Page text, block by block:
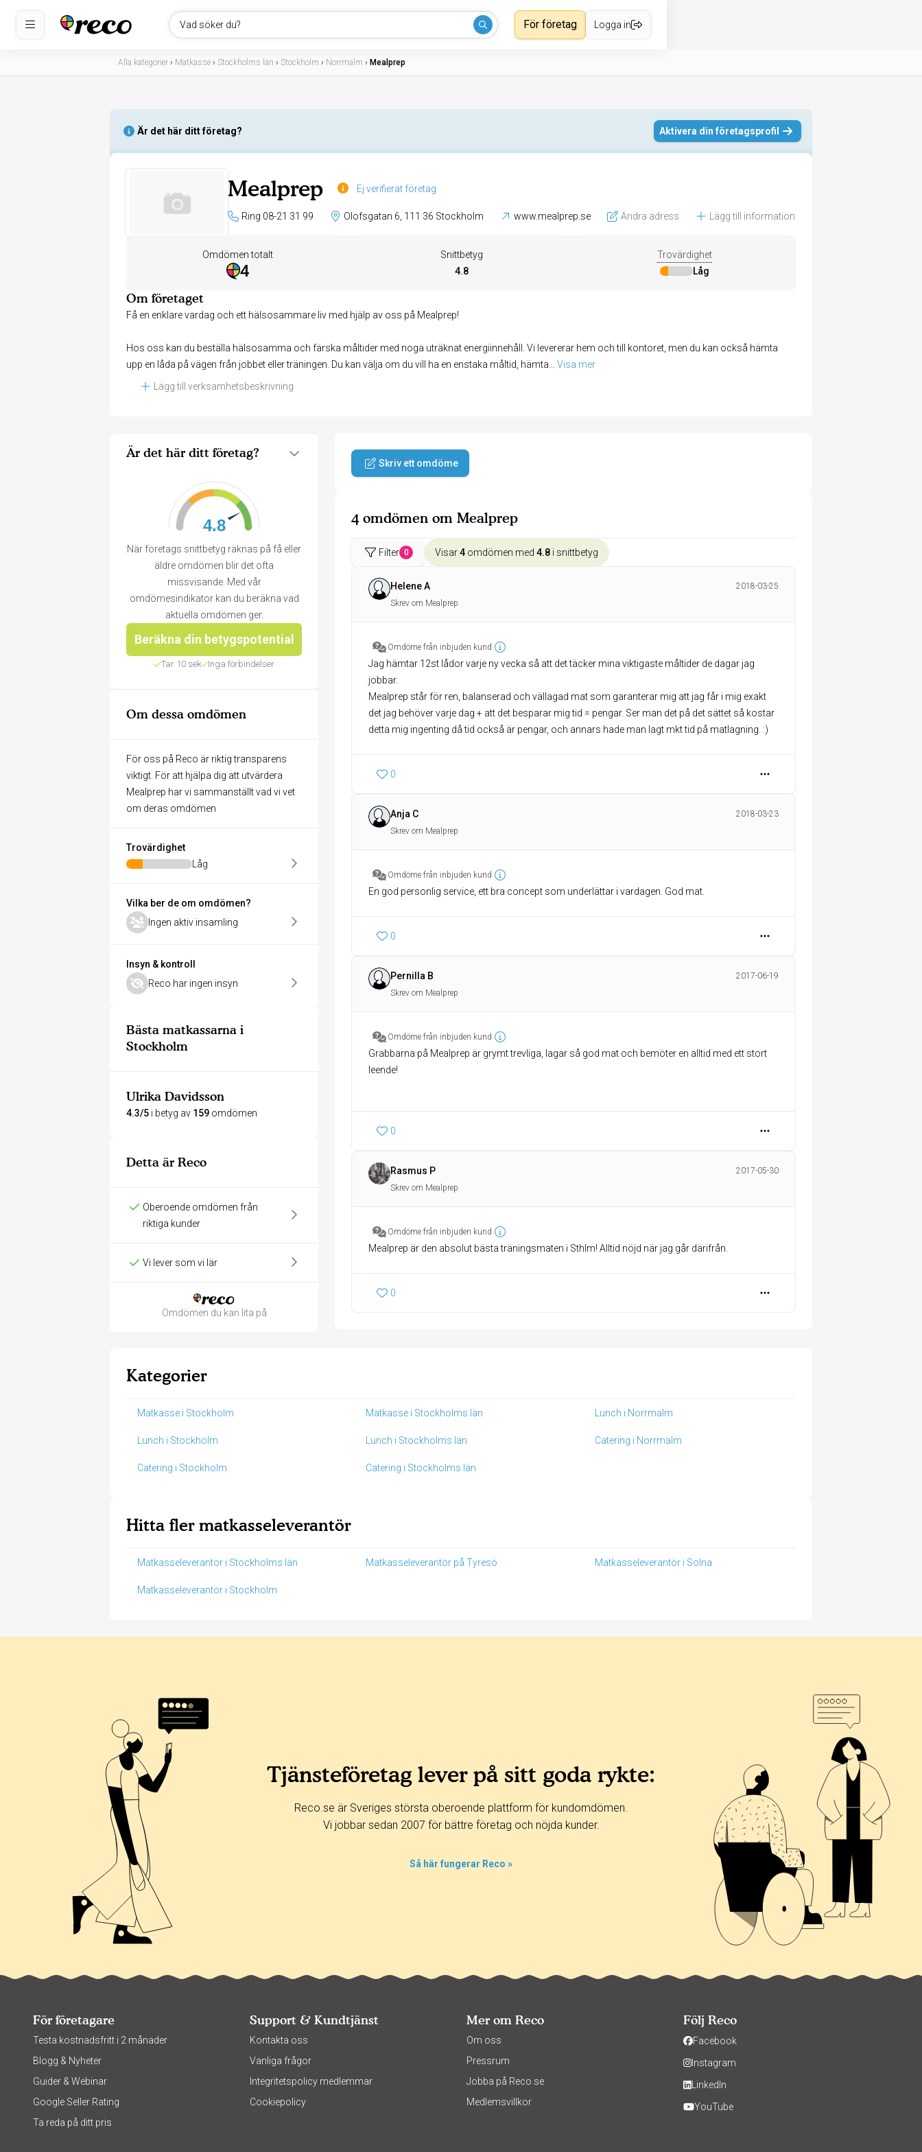
Vad söker du? För företag Logga in
Alla kategorier › Matkasse › Stockholms län › Stockholm › Norrmalm › Mealprep
Är det här ditt företag? Aktivera din företagsprofil
Mealprep Ej verifierat företag
Ring 08-21 31 99 Olofsgatan 6, 111 36 Stockholm www.mealprep.se Ändra adress Lägg till information
Omdömen totalt
4
Snittbetyg
4.8
Trovärdighet
Låg
Om företaget
Få en enklare vardag och ett hälsosammare liv med hjälp av oss på Mealprep!
Hos oss kan du beställa hälsosamma och färska måltider med noga uträknat energiinnehåll. Vi levererar hem och till kontoret, men du kan också hämta
upp en låda på vägen från jobbet eller träningen. Du kan välja om du vill ha en enstaka måltid, hämta
Visa mer
Lägg till verksamhetsbeskrivning
Är det här ditt företag?
4.8
När företags snittbetyg räknas på få eller
äldre omdömen blir det ofta
missvisande. Med vår
omdömesindikator kan du beräkna vad
aktuella omdömen ger.
Beräkna din betygspotential
Tar 10 sek Inga förbindelser
Om dessa omdömen
För oss på Reco är riktig transparens
viktigt. För att hjälpa dig att utvärdera
Mealprep har vi sammanställt vad vi vet
om deras omdömen
Trovärdighet
Låg
Vilka ber de om omdömen?
Ingen aktiv insamling
Insyn & kontroll
Reco har ingen insyn
Bästa matkassarna i
Stockholm
Ulrika Davidsson
4.3/5 i betyg av 159 omdömen
Detta är Reco
Oberoende omdömen från
riktiga kunder
Vi lever som vi lär
Omdömen du kan lita på
Skriv ett omdöme
4 omdömen om Mealprep
Filter 0 Visar4 omdömen med 4.8 i snittbetyg
Helene A
2018-03-25
Skrev om Mealprep
Omdöme från inbjuden kund
Jag hämtar 12st lådor varje ny vecka så att det täcker mina viktigaste måltider de dagar jag
jobbar.
Mealprep står för ren, balanserad och vällagad mat som garanterar mig att jag får i mig exakt
det jag behöver varje dag + att det besparar mig tid = pengar. Ser man det på det sättet så kostar
detta mig ingenting då tid också är pengar, och annars hade man lagt mkt tid på matlagning. :)
0
Anja C
2018-03-23
Skrev om Mealprep
Omdöme från inbjuden kund
En god personlig service, ett bra concept som underlättar i vardagen. God mat.
0
Pernilla B
2017-06-19
Skrev om Mealprep
Omdöme från inbjuden kund
Grabbarna på Mealprep är grymt trevliga, lagar så god mat och bemöter en alltid med ett stort
leende!
0
Rasmus P
2017-05-30
Skrev om Mealprep
Omdöme från inbjuden kund
Mealprep är den absolut bästa träningsmaten i Sthlm! Alltid nöjd när jag går därifrån.
0
Kategorier
Matkasse i Stockholm Matkasse i Stockholms län Lunch i Norrmalm
Lunch i Stockholm Lunch i Stockholms län Catering i Norrmalm
Catering i Stockholm Catering i Stockholms län
Hitta fler matkasseleverantör
Matkasseleverantör i Stockholms län Matkasseleverantör på Tyresö Matkasseleverantör i Solna
Matkasseleverantör i Stockholm
365 dagar 90 dagar
30 dagar
Tjänsteföretag lever på sitt goda rykte:
Reco.se är Sveriges största oberoende plattform för kundomdömen.
Vi jobbar sedan 2007 för bättre företag och nöjda kunder.
Så här fungerar Reco »
För företagare
Testa kostnadsfritt i 2 månader
Blogg & Nyheter
Guider & Webinar
Google Seller Rating
Ta reda på ditt pris
Support & Kundtjänst
Kontakta oss
Vanliga frågor
Integritetspolicy medlemmar
Cookiepolicy
Mer om Reco
Om oss
Pressrum
Jobba på Reco.se
Medlemsvillkor
Följ Reco
Facebook
Instagram
LinkedIn
YouTube